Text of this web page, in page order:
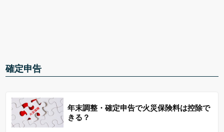
確定申告
年末調整・確定申告で火災保険料は控除で
きる？